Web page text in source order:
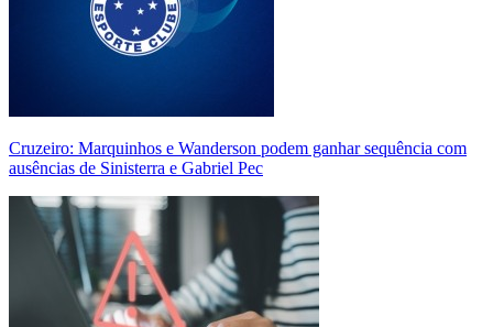
Cruzeiro: Marquinhos e Wanderson podem ganhar sequência com
ausências de Sinisterra e Gabriel Pec